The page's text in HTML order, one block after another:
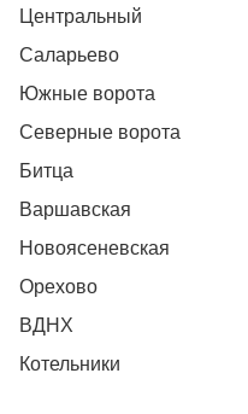
Центральный
Саларьево
Южные ворота
Северные ворота
Битца
Варшавская
Новоясеневская
Орехово
ВДНХ
Котельники